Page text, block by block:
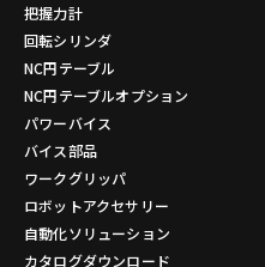
把握力計
回転シリンダ
NC円テーブル
NC円テーブルオプション
パワーバイス
バイス部品
ワークグリッパ
ロボットアクセサリー
自動化ソリューション
カタログダウンロード